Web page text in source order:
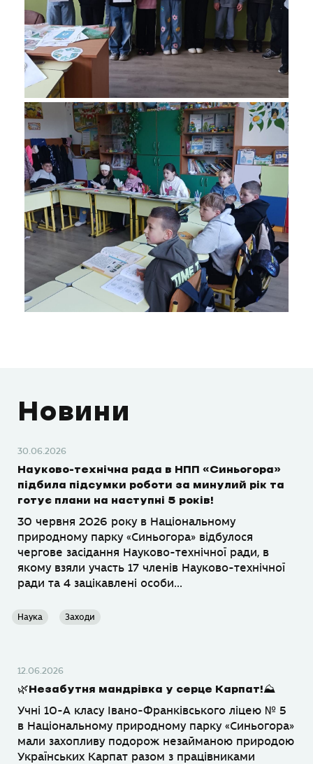
Новини
30.06.2026
Науково-технічна рада в НПП «Синьогора»
підбила підсумки роботи за минулий рік та
готує плани на наступні 5 років!
30 червня 2026 року в Національному
природному парку «Синьогора» відбулося
чергове засідання Науково-технічної ради, в
якому взяли участь 17 членів Науково-технічної
ради та 4 зацікавлені особи...
Наука Заходи
12.06.2026
🌿Незабутня мандрівка у серце Карпат!⛰️
Учні 10-А класу Івано-Франківського ліцею № 5
в Національному природному парку «Синьогора»
мали захопливу подорож незайманою природою
Українських Карпат разом з працівниками